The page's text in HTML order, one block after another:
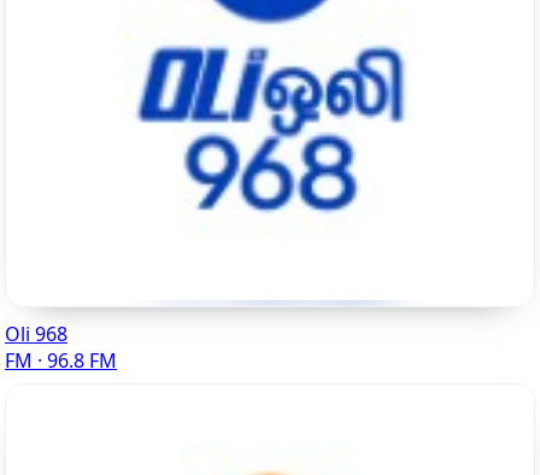
Oli 968
FM · 96.8 FM